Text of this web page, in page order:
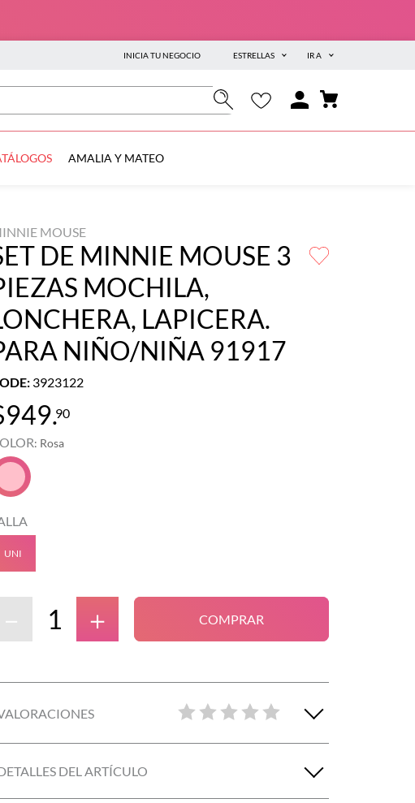
INICIA TU NEGOCIO ESTRELLAS IR A
AMALIA Y MATEO
MOUSE
DE MINNIE MOUSE 3
MOCHILA,
LAPICERA.
NIÑO/NIÑA 91917
: 3923122
949.90
: Rosa
UNI
＋
－ COMPRAR
DEL ARTÍCULO